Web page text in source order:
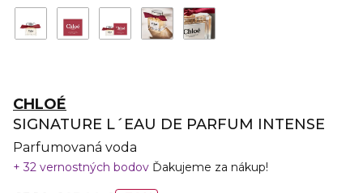
CHLOÉ
SIGNATURE L´EAU DE PARFUM INTENSE
Parfumovaná voda
32 vernostných bodov Ďakujeme za nákup!